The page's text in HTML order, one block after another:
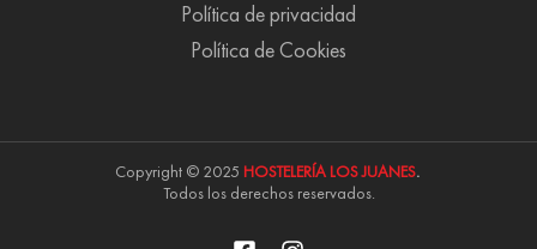
Política de privacidad
Política de Cookies
Copyright © 2025 HOSTELERÍA LOS JUANES.
Todos los derechos reservados.